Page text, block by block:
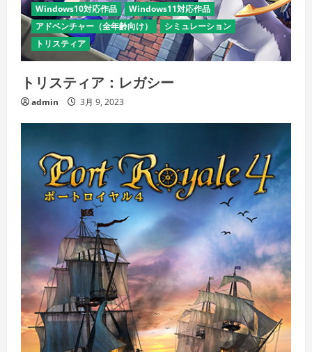
Windows10対応作品
Windows11対応作品
アドベンチャー（全年齢向け）
シミュレーション
トリスティア
トリスティア：レガシー
admin 3月 9, 2023